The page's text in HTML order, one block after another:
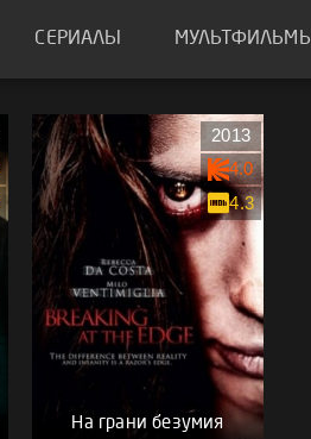
СЕРИАЛЫ МУЛЬТФИЛЬМЫ
На грани безумия
2013
4.0
4.3